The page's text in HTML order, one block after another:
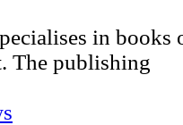
in books
The publishing